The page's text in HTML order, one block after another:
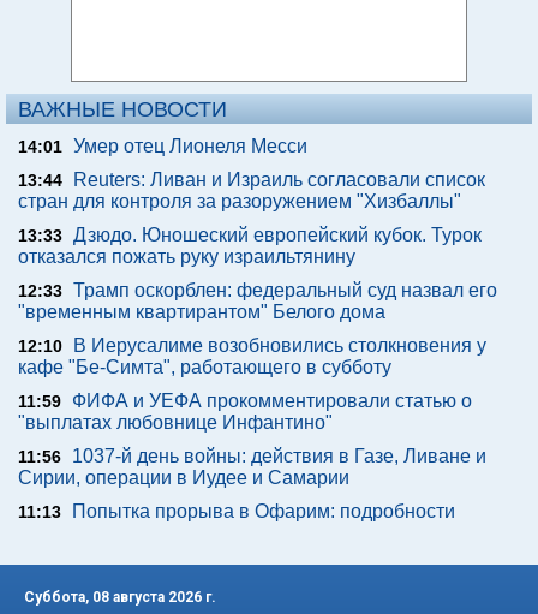
ВАЖНЫЕ НОВОСТИ
14:01 Умер отец Лионеля Месси
13:44
Reuters: Ливан и Израиль согласовали список
стран для контроля за разоружением "Хизбаллы"
13:33 Дзюдо. Юношеский европейский кубок. Турок
отказался пожать руку израильтянину
12:33 Трамп оскорблен: федеральный суд назвал его
"временным квартирантом" Белого дома
12:10
В Иерусалиме возобновились столкновения у
кафе "Бе-Симта", работающего в субботу
11:59
ФИФА и УЕФА прокомментировали статью о
"выплатах любовнице Инфантино"
11:56
1037-й день войны: действия в Газе, Ливане и
Сирии, операции в Иудее и Самарии
11:13 Попытка прорыва в Офарим: подробности
Суббота, 08 августа 2026 г.